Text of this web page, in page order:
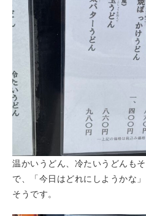
温かいうどん、冷たいうどんも
で、「今日はどれにしようかな
そうです。